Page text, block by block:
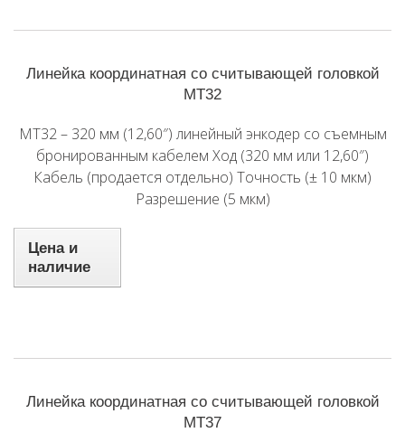
Линейка координатная со считывающей головкой
MT32
MT32 – 320 мм (12,60″) линейный энкодер со съемным
бронированным кабелем Ход (320 мм или 12,60″)
Кабель (продается отдельно) Точность (± 10 мкм)
Разрешение (5 мкм)
Цена и
наличие
Линейка координатная со считывающей головкой
MT37